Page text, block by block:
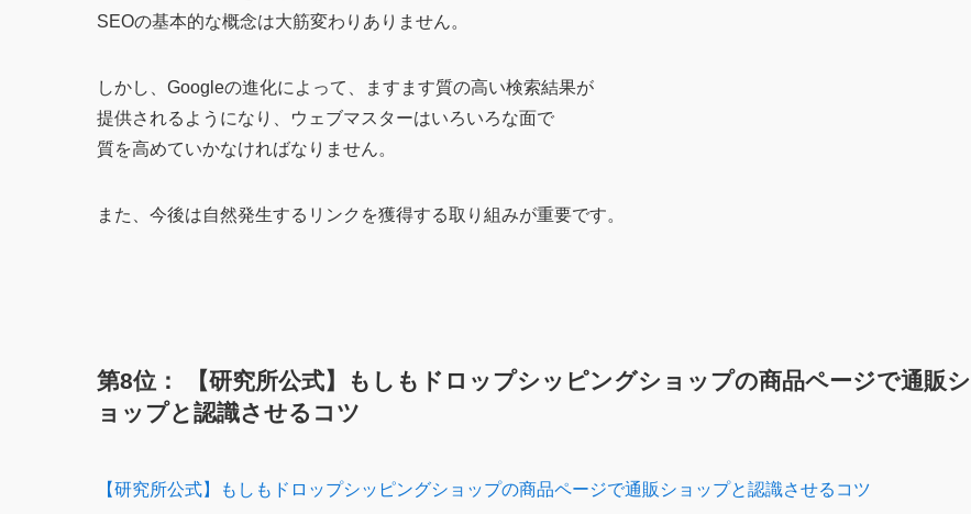
SEOの基本的な概念は大筋変わりありません。
しかし、Googleの進化によって、ますます質の高い検索結果が
提供されるようになり、ウェブマスターはいろいろな面で
質を高めていかなければなりません。
また、今後は自然発生するリンクを獲得する取り組みが重要です。
第8位： 【研究所公式】もしもドロップシッピングショップの商品ページで通販シ
ョップと認識させるコツ
【研究所公式】もしもドロップシッピングショップの商品ページで通販ショップと認識させるコツ